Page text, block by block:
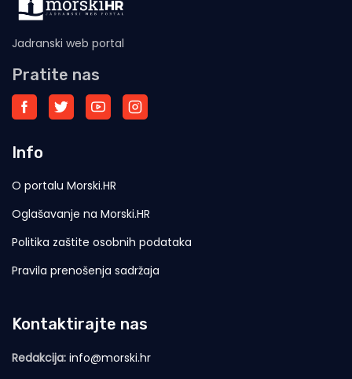
Jadranski web portal
Pratite nas
Info
O portalu Morski.HR
Oglašavanje na Morski.HR
Politika zaštite osobnih podataka
Pravila prenošenja sadržaja
Kontaktirajte nas
Redakcija: info@morski.hr